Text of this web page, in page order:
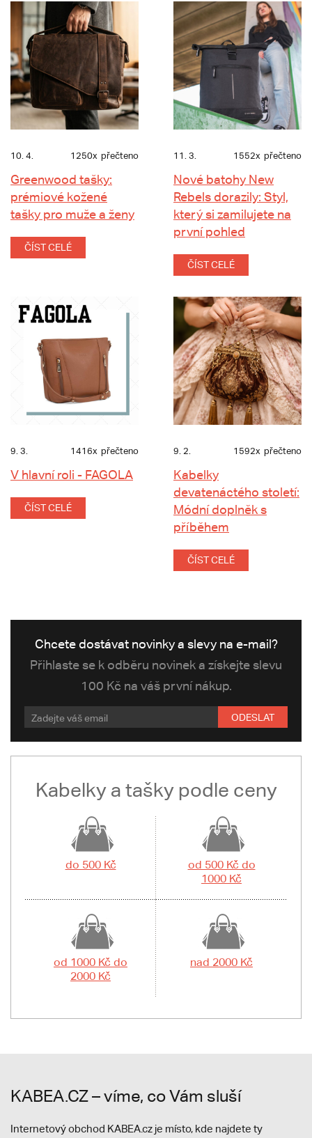
10. 4. 1250x přečteno
Greenwood tašky:
prémiové kožené
tašky pro muže a ženy
ČÍST CELÉ
11. 3. 1552x přečteno
Nové batohy New
Rebels dorazily: Styl,
který si zamilujete na
první pohled
ČÍST CELÉ
9. 3. 1416x přečteno
V hlavní roli - FAGOLA
ČÍST CELÉ
9. 2. 1592x přečteno
Kabelky
devatenáctého století:
Módní doplněk s
příběhem
ČÍST CELÉ
Chcete dostávat novinky a slevy na e-mail?
Přihlaste se k odběru novinek a získejte slevu
100 Kč na váš první nákup.
ODESLAT
Kabelky a tašky podle ceny
do 500 Kč
od 500 Kč do
1000 Kč
od 1000 Kč do
2000 Kč
nad 2000 Kč
KABEA.CZ – víme, co Vám sluší
Internetový obchod KABEA.cz je místo, kde najdete ty